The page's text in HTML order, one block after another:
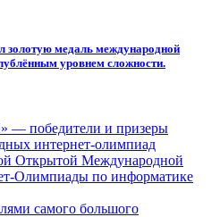
медаль международной
уровнем сложности.
победители и призеры
интернет-олимпиад
Открытой Международной
Олимпиады по информатике
самого большого